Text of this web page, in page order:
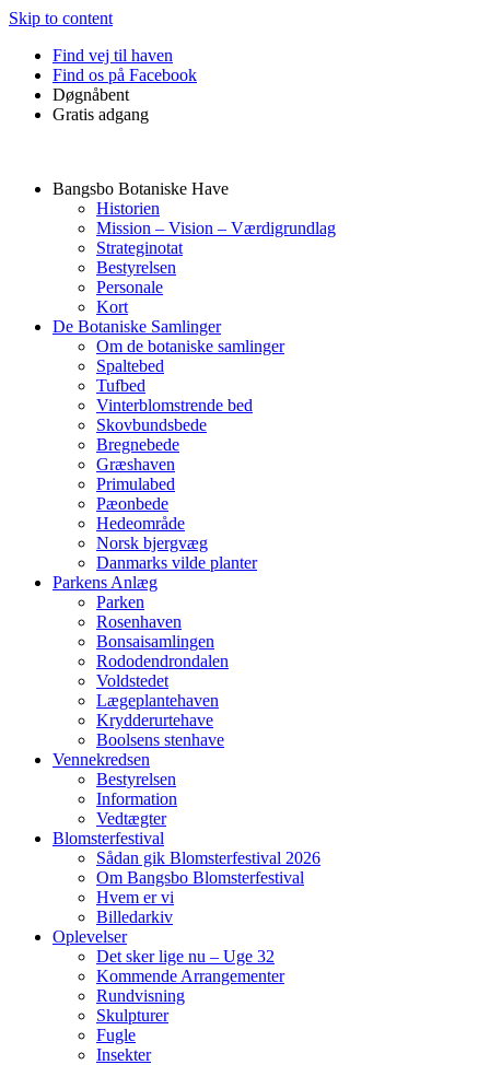
Skip to content
Find vej til haven
Find os på Facebook
Døgnåbent
Gratis adgang
Bangsbo Botaniske Have
Historien
Mission – Vision – Værdigrundlag
Strateginotat
Bestyrelsen
Personale
Kort
De Botaniske Samlinger
Om de botaniske samlinger
Spaltebed
Tufbed
Vinterblomstrende bed
Skovbundsbede
Bregnebede
Græshaven
Primulabed
Pæonbede
Hedeområde
Norsk bjergvæg
Danmarks vilde planter
Parkens Anlæg
Parken
Rosenhaven
Bonsaisamlingen
Rododendrondalen
Voldstedet
Lægeplantehaven
Krydderurtehave
Boolsens stenhave
Vennekredsen
Bestyrelsen
Information
Vedtægter
Blomsterfestival
Sådan gik Blomsterfestival 2026
Om Bangsbo Blomsterfestival
Hvem er vi
Billedarkiv
Oplevelser
Det sker lige nu – Uge 32
Kommende Arrangementer
Rundvisning
Skulpturer
Fugle
Insekter